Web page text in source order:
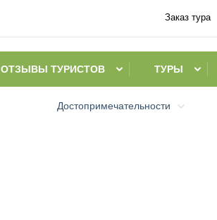
Заказ тура
ОТЗЫВЫ ТУРИСТОВ ТУРЫ
Достопримечательности